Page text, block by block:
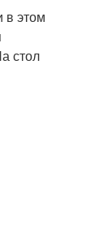
в этом
стол